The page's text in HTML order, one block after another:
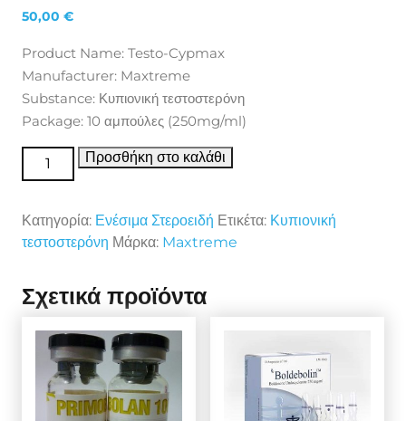
50,00 €
Product Name: Testo-Cypmax
Manufacturer: Maxtreme
Substance: Κυπιονική τεστοστερόνη
Package: 10 αμπούλες (250mg/ml)
Ενέσιμα Στεροειδή Testo-Cypmax ποσότητα
Προσθήκη στο καλάθι
Κατηγορία: Ενέσιμα Στεροειδή Ετικέτα: Κυπιονική
τεστοστερόνη Μάρκα: Maxtreme
Σχετικά προϊόντα